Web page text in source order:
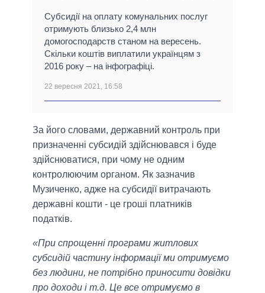
Субсидії на оплату комунальних послуг
отримують близько 2,4 млн
домогосподарств станом на вересень.
Скільки коштів виплатили українцям з
2016 року – на інфографіці.
22 вересня 2021, 16:58
За його словами, державний контроль при
призначенні субсидій здійснювався і буде
здійснюватися, при чому не одним
контролюючим органом. Як зазначив
Музиченко, адже на субсидії витрачають
державні кошти - це гроші платників
податків.
«При спрощенні програми житлових
субсидій частину інформації ми отримуємо
без людини, не потрібно приносити довідки
про доходи і т.д. Це все отримуємо в